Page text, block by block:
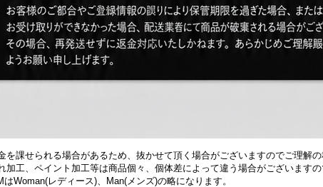
課せられる場合があるため、抜かせて頂く場合がございますのでご理解の
加工、ペイント加工等は商品個々、個体差によって違う場合がございます
Woman(レディース)、Man(メンズ)の略になります。